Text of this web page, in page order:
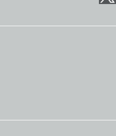
0
1